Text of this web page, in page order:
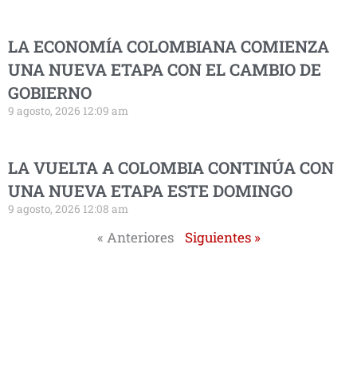
LA ECONOMÍA COLOMBIANA COMIENZA
UNA NUEVA ETAPA CON EL CAMBIO DE
GOBIERNO
9 agosto, 2026 12:09 am
LA VUELTA A COLOMBIA CONTINÚA CON
UNA NUEVA ETAPA ESTE DOMINGO
9 agosto, 2026 12:08 am
« Anteriores Siguientes »